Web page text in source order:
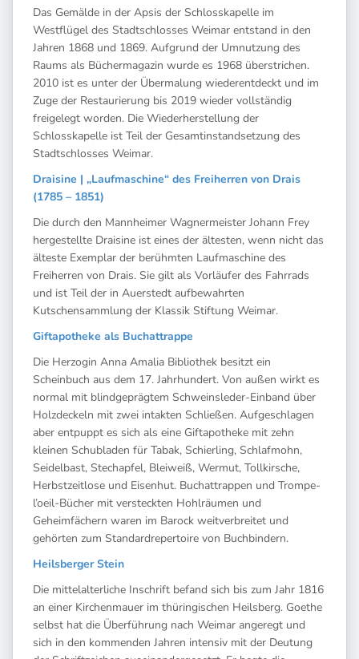
Das Gemälde in der Apsis der Schlosskapelle im
Westflügel des Stadtschlosses Weimar entstand in den
Jahren 1868 und 1869. Aufgrund der Umnutzung des
Raums als Büchermagazin wurde es 1968 überstrichen.
2010 ist es unter der Übermalung wiederentdeckt und im
Zuge der Restaurierung bis 2019 wieder vollständig
freigelegt worden. Die Wiederherstellung der
Schlosskapelle ist Teil der Gesamtinstandsetzung des
Stadtschlosses Weimar.
Draisine | „Laufmaschine“ des Freiherren von Drais
(1785 – 1851)
Die durch den Mannheimer Wagnermeister Johann Frey
hergestellte Draisine ist eines der ältesten, wenn nicht das
älteste Exemplar der berühmten Laufmaschine des
Freiherren von Drais. Sie gilt als Vorläufer des Fahrrads
und ist Teil der in Auerstedt aufbewahrten
Kutschensammlung der Klassik Stiftung Weimar.
Giftapotheke als Buchattrappe
Die Herzogin Anna Amalia Bibliothek besitzt ein
Scheinbuch aus dem 17. Jahrhundert. Von außen wirkt es
normal mit blindgeprägtem Schweinsleder-Einband über
Holzdeckeln mit zwei intakten Schließen. Aufgeschlagen
aber entpuppt es sich als eine Giftapotheke mit zehn
kleinen Schubladen für Tabak, Schierling, Schlafmohn,
Seidelbast, Stechapfel, Bleiweiß, Wermut, Tollkirsche,
Herbstzeitlose und Eisenhut. Buchattrappen und Trompe-
l’oeil-Bücher mit versteckten Hohlräumen und
Geheimfächern waren im Barock weitverbreitet und
gehörten zum Standardrepertoire von Buchbindern.
Heilsberger Stein
Die mittelalterliche Inschrift befand sich bis zum Jahr 1816
an einer Kirchenmauer im thüringischen Heilsberg. Goethe
selbst hat die Überführung nach Weimar angeregt und
sich in den kommenden Jahren intensiv mit der Deutung